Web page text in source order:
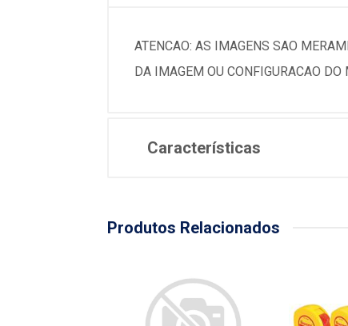
ATENCAO: AS IMAGENS SAO
DA IMAGEM OU CONFIGURACAO
Características
Produtos Relacionados